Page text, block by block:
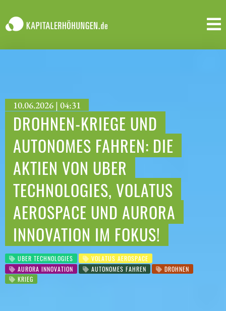
10.06.2026 | 04:31
DROHNEN-KRIEGE UND
AUTONOMES FAHREN: DIE
AKTIEN VON UBER
TECHNOLOGIES, VOLATUS
AEROSPACE UND AURORA
INNOVATION IM FOKUS!
UBER TECHNOLOGIES
VOLATUS AEROSPACE
AURORA INNOVATION
AUTONOMES FAHREN
DROHNEN
KRIEG